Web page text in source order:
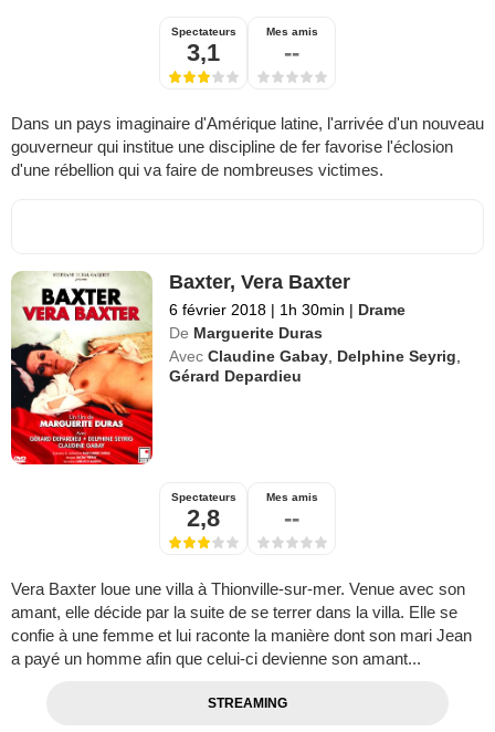
Spectateurs
3,1
Mes amis
--
Dans un pays imaginaire d'Amérique latine, l'arrivée d'un nouveau
gouverneur qui institue une discipline de fer favorise l'éclosion
d'une rébellion qui va faire de nombreuses victimes.
Baxter, Vera Baxter
6 février 2018 | 1h 30min | Drame
De Marguerite Duras
Avec Claudine Gabay, Delphine Seyrig,
Gérard Depardieu
Spectateurs
2,8
Mes amis
--
Vera Baxter loue une villa à Thionville-sur-mer. Venue avec son
amant, elle décide par la suite de se terrer dans la villa. Elle se
confie à une femme et lui raconte la manière dont son mari Jean
a payé un homme afin que celui-ci devienne son amant...
STREAMING